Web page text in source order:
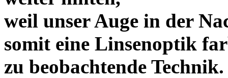
weil unser Auge in der
somit eine Linsenoptik
zu beobachtende